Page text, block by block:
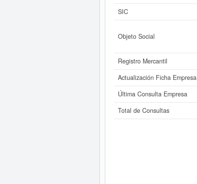
SIC
Objeto Social
Registro Mercantil
Actualización Ficha Empresa
Última Consulta Empresa
Total de Consultas